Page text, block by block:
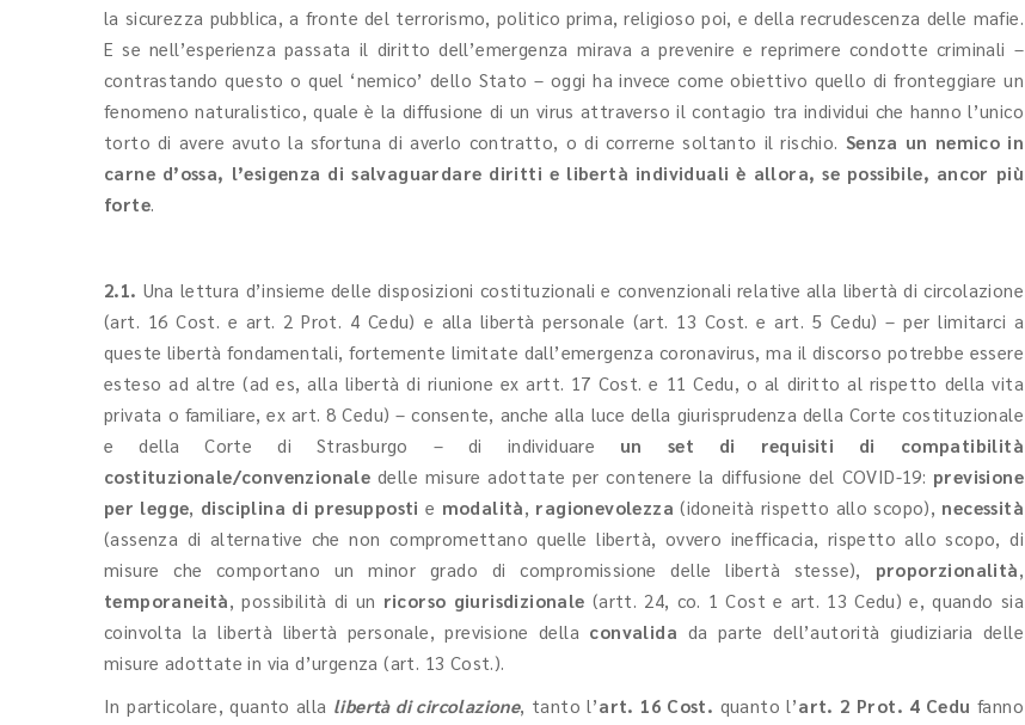
la sicurezza pubblica, a fronte del terrorismo, politico prima, religioso poi, e della recrudescenza delle mafie.
E se nell’esperienza passata il diritto dell’emergenza mirava a prevenire e reprimere condotte criminali –
contrastando questo o quel ‘nemico’ dello Stato – oggi ha invece come obiettivo quello di fronteggiare un
fenomeno naturalistico, quale è la diffusione di un virus attraverso il contagio tra individui che hanno l’unico
torto di avere avuto la sfortuna di averlo contratto, o di correrne soltanto il rischio. Senza un nemico in
carne d’ossa, l’esigenza di salvaguardare diritti e libertà individuali è allora, se possibile, ancor più
forte.
2.1. Una lettura d’insieme delle disposizioni costituzionali e convenzionali relative alla libertà di circolazione
(art. 16 Cost. e art. 2 Prot. 4 Cedu) e alla libertà personale (art. 13 Cost. e art. 5 Cedu) – per limitarci a
queste libertà fondamentali, fortemente limitate dall’emergenza coronavirus, ma il discorso potrebbe essere
esteso ad altre (ad es, alla libertà di riunione ex artt. 17 Cost. e 11 Cedu, o al diritto al rispetto della vita
privata o familiare, ex art. 8 Cedu) – consente, anche alla luce della giurisprudenza della Corte costituzionale
e della Corte di Strasburgo – di individuare un set di requisiti di compatibilità
costituzionale/convenzionale delle misure adottate per contenere la diffusione del COVID-19: previsione
per legge, disciplina di presupposti e modalità, ragionevolezza(idoneità rispetto allo scopo), necessità
(assenza di alternative che non compromettano quelle libertà, ovvero inefficacia, rispetto allo scopo, di
misure che comportano un minor grado di compromissione delle libertà stesse), proporzionalità,
temporaneità, possibilità di un ricorso giurisdizionale (artt. 24, co. 1 Cost e art. 13 Cedu) e, quando sia
coinvolta la libertà libertà personale, previsione della convalida da parte dell’autorità giudiziaria delle
misure adottate in via d’urgenza (art. 13 Cost.).
In particolare, quanto alla libertà di circolazione, tanto l’art. 16 Cost. quanto l’art. 2 Prot. 4 Cedufanno